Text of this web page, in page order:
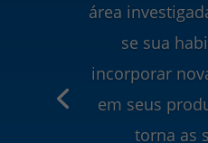
área
se sua
incorporar
em seus
torna as